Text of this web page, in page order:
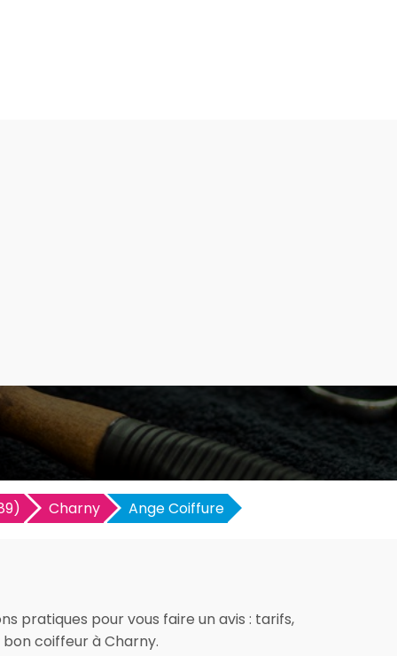
Charny Ange Coiffure
pratiques pour vous faire un avis : tarifs,
coiffeur à Charny.